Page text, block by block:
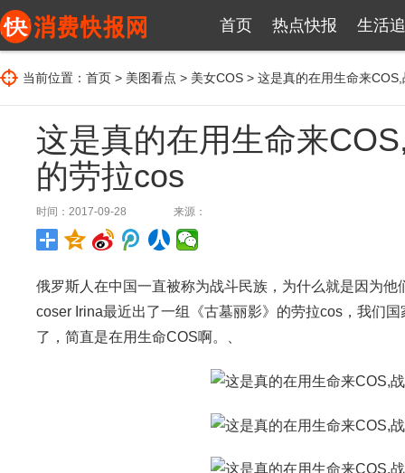
首页 热点快报 生活
当前位置： 首页 > 美图看点 > 美女COS > 这是真的在用生命来
这是真的在用生命来
的劳拉cos
时间：2017-09-28 来源：
俄罗斯人在中国一直被称为战斗民族，为什么就是因为
coser Irina最近出了一组《古墓丽影》的劳拉cos，我们
了，简直是在用生命COS啊。、